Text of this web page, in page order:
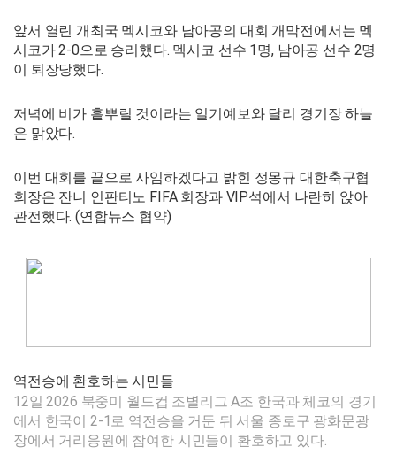
앞서 열린 개최국 멕시코와 남아공의 대회 개막전에서는 멕
시코가 2-0으로 승리했다. 멕시코 선수 1명, 남아공 선수 2명
이 퇴장당했다.
저녁에 비가 흩뿌릴 것이라는 일기예보와 달리 경기장 하늘
은 맑았다.
이번 대회를 끝으로 사임하겠다고 밝힌 정몽규 대한축구협
회장은 잔니 인판티노 FIFA 회장과 VIP석에서 나란히 앉아
관전했다. (연합뉴스 협약)
역전승에 환호하는 시민들
12일 2026 북중미 월드컵 조별리그 A조 한국과 체코의 경기
에서 한국이 2-1로 역전승을 거둔 뒤 서울 종로구 광화문광
장에서 거리응원에 참여한 시민들이 환호하고 있다.